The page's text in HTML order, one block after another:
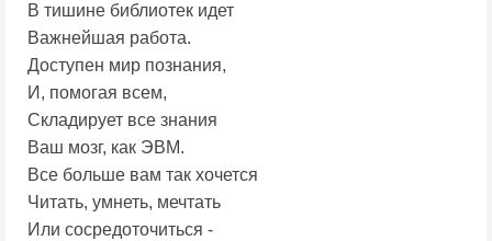
В тишине библиотек идет
Важнейшая работа.
Доступен мир познания,
И, помогая всем,
Складирует все знания
Ваш мозг, как ЭВМ.
Все больше вам так хочется
Читать, умнеть, мечтать
Или сосредоточиться -